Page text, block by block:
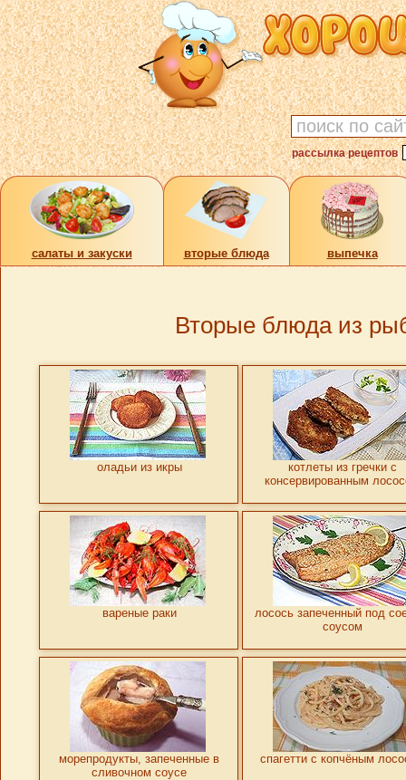
рассылка рецептов
cалаты и закуски вторые блюда выпечка
Вторые блюда из
оладьи из икры
котлеты из гречки с
консервированным
вареные раки
лосось запеченный под
соусом
морепродукты, запеченные в
сливочном соусе
спагетти с копчёным